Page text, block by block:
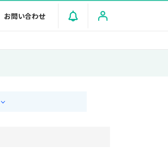
お問い合わせ